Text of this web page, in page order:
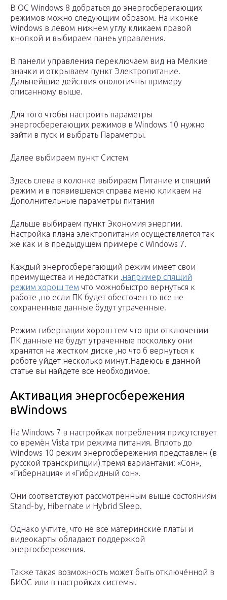
В ОС Windows 8 добраться до энергосберегающих
режимов можно следующим образом. На иконке
Windows в левом нижнем углу кликаем правой
кнопкой и выбираем панеь управления.
В панели управления переключаем вид на Мелкие
значки и открываем пункт Электропитание.
Дальнейшие действия онологичны примеру
описанному выше.
Для того чтобы настроить параметры
энергосберегающих режимов в Windows 10 нужно
зайти в пуск и выбрать Параметры.
Далее выбираем пункт Систем
Здесь слева в колонке выбираем Питание и спящий
режим и в появившемся справа меню кликаем на
Дополнительные параметры питания
Дальше выбираем пункт Экономия энергии.
Настройка плана электропитания осуществляется так
же как и в предыдущем примере с Windows 7.
Каждый энергосберегающий режим имеет свои
преимущества и недостатки ,например спящий
режим хорош тем что можнобыстро вернуться к
работе ,но если ПК будет обесточен то все не
сохраненные данные будут утраченные.
Режим гибернации хорош тем что при отключении
ПК данные не будут утраченные поскольку они
хранятся на жестком диске ,но что б вернуться к
роботе уйдет несколько минут.Надеюсь в данной
статье вы найдете все необходимое.
Активация энергосбережения
вWindows
На Windows 7 в настройках потребления присутствует
со времён Vista три режима питания. Вплоть до
Windows 10 режим энергосбережения представлен (в
русской транскрипции) тремя вариантами: «Сон»,
«Гибернация» и «Гибридный сон».
Они соответствуют рассмотренным выше состояниям
Stand-by, Hibernate и Hybrid Sleep.
Однако учтите, что не все материнские платы и
видеокарты обладают поддержкой
энергосбережения.
Также такая возможность может быть отключённой в
БИОС или в настройках системы.